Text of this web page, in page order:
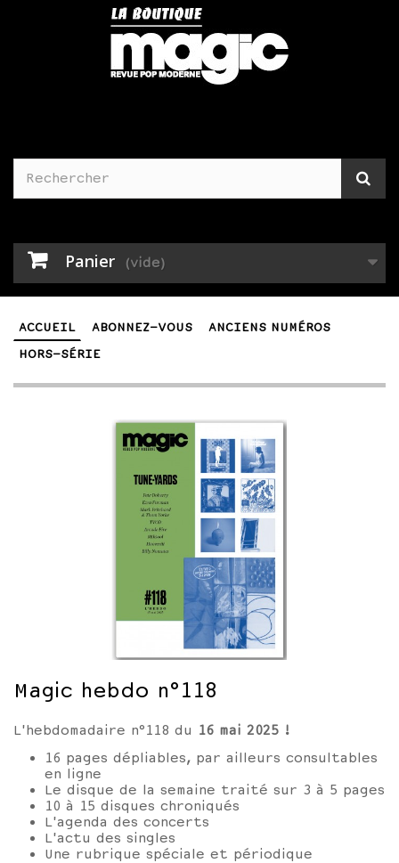
Panier (vide)
ACCUEIL ABONNEZ-VOUS
ANCIENS NUMÉROS
HORS-SÉRIE
Magic hebdo n°118
L'hebdomadaire n°118 du 16 mai 2025 !
16 pages dépliables, par ailleurs consultables
en ligne
Le disque de la semaine traité sur 3 à 5 pages
10 à 15 disques chroniqués
L'agenda des concerts
L'actu des singles
Une rubrique spéciale et périodique